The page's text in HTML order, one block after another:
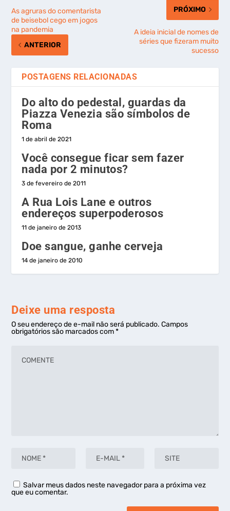
As agruras do comentarista
de beisebol cego em jogos
na pandemia
ANTERIOR
PRÓXIMO
A ideia inicial de nomes de
séries que fizeram muito
sucesso
POSTAGENS RELACIONADAS
Do alto do pedestal, guardas da
Piazza Venezia são símbolos de
Roma
1 de abril de 2021
Você consegue ficar sem fazer
nada por 2 minutos?
3 de fevereiro de 2011
A Rua Lois Lane e outros
endereços superpoderosos
11 de janeiro de 2013
Doe sangue, ganhe cerveja
14 de janeiro de 2010
Deixe uma resposta
O seu endereço de e-mail não será publicado. Campos
obrigatórios são marcados com*
Salvar meus dados neste navegador para a próxima vez
que eu comentar.